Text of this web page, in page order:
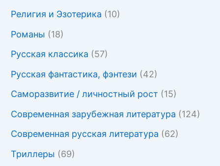
Религия и Эзотерика (10)
Романы (18)
Русская классика (57)
Русская фантастика, фэнтези (42)
Саморазвитие / личностный рост (15)
Современная зарубежная литература (124)
Современная русская литература (62)
Триллеры (69)